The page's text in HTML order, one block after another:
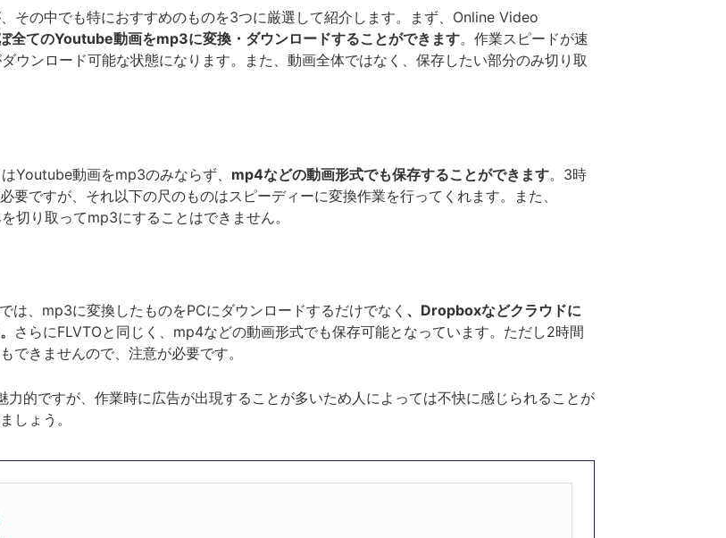
その中でも特におすすめのものを3つに厳選して紹介します。まず、Online Video
全てのYoutube動画をmp3に変換・ダウンロードすることができます。作業スピードが速
ウンロード可能な状態になります。また、動画全体ではなく、保存したい部分のみ切り取
Youtube動画をmp3のみならず、 mp4などの動画形式でも保存することができます。3時
ですが、それ以下の尺のものはスピーディーに変換作業を行ってくれます。また、
り取ってmp3にすることはできません。
、mp3に変換したものをPCにダウンロードするだけでなく 、Dropboxなどクラウドに
さらにFLVTOと同じく、mp4などの動画形式でも保存可能となっています。ただし2時間
できませんので、注意が必要です。
的ですが、作業時に広告が出現することが多いため人によっては不快に感じられることが
しょう。